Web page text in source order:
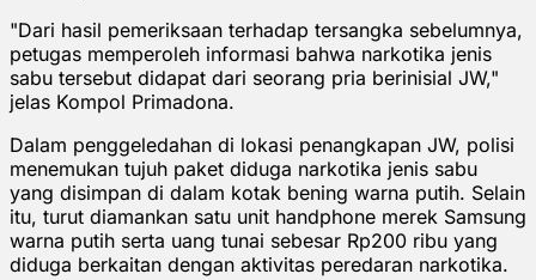
"Dari hasil pemeriksaan terhadap tersangka sebelumnya,
petugas memperoleh informasi bahwa narkotika jenis
sabu tersebut didapat dari seorang pria berinisial JW,"
jelas Kompol Primadona.
Dalam penggeledahan di lokasi penangkapan JW, polisi
menemukan tujuh paket diduga narkotika jenis sabu
yang disimpan di dalam kotak bening warna putih. Selain
itu, turut diamankan satu unit handphone merek Samsung
warna putih serta uang tunai sebesar Rp200 ribu yang
diduga berkaitan dengan aktivitas peredaran narkotika.